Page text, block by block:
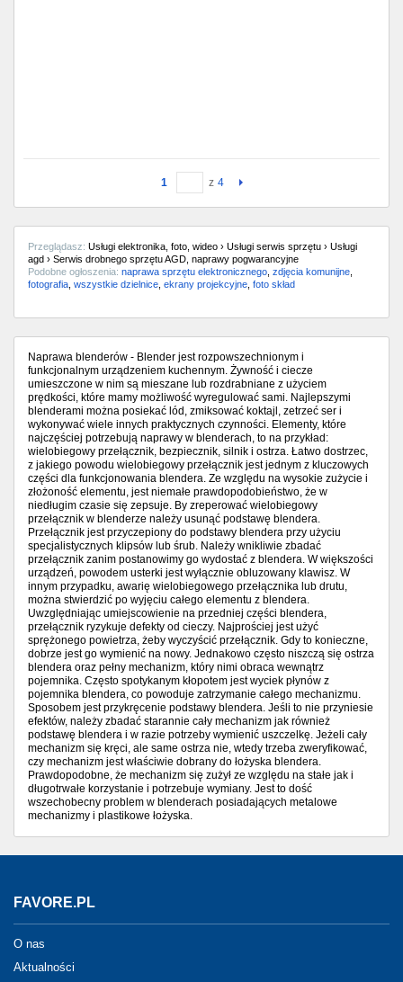
1 z 4
Przeglądasz: Usługi elektronika, foto, wideo › Usługi serwis sprzętu › Usługi
agd › Serwis drobnego sprzętu AGD, naprawy pogwarancyjne
Podobne ogłoszenia: naprawa sprzętu elektronicznego zdjęcia komunijne
fotografia wszystkie dzielnice ekrany projekcyjne foto skład
Naprawa blenderów - Blender jest rozpowszechnionym i
funkcjonalnym urządzeniem kuchennym. Żywność i ciecze
umieszczone w nim są mieszane lub rozdrabniane z użyciem
prędkości, które mamy możliwość wyregulować sami. Najlepszymi
blenderami można posiekać lód, zmiksować koktajl, zetrzeć ser i
wykonywać wiele innych praktycznych czynności. Elementy, które
najczęściej potrzebują naprawy w blenderach, to na przykład:
wielobiegowy przełącznik, bezpiecznik, silnik i ostrza. Łatwo dostrzec,
z jakiego powodu wielobiegowy przełącznik jest jednym z kluczowych
części dla funkcjonowania blendera. Ze względu na wysokie zużycie i
złożoność elementu, jest niemałe prawdopodobieństwo, że w
niedługim czasie się zepsuje. By zreperować wielobiegowy
przełącznik w blenderze należy usunąć podstawę blendera.
Przełącznik jest przyczepiony do podstawy blendera przy użyciu
specjalistycznych klipsów lub śrub. Należy wnikliwie zbadać
przełącznik zanim postanowimy go wydostać z blendera. W większości
urządzeń, powodem usterki jest wyłącznie obluzowany klawisz. W
innym przypadku, awarię wielobiegowego przełącznika lub drutu,
można stwierdzić po wyjęciu całego elementu z blendera.
Uwzględniając umiejscowienie na przedniej części blendera,
przełącznik ryzykuje defekty od cieczy. Najprościej jest użyć
sprężonego powietrza, żeby wyczyścić przełącznik. Gdy to konieczne,
dobrze jest go wymienić na nowy. Jednakowo często niszczą się ostrza
blendera oraz pełny mechanizm, który nimi obraca wewnątrz
pojemnika. Często spotykanym kłopotem jest wyciek płynów z
pojemnika blendera, co powoduje zatrzymanie całego mechanizmu.
Sposobem jest przykręcenie podstawy blendera. Jeśli to nie przyniesie
efektów, należy zbadać starannie cały mechanizm jak również
podstawę blendera i w razie potrzeby wymienić uszczelkę. Jeżeli cały
mechanizm się kręci, ale same ostrza nie, wtedy trzeba zweryfikować,
czy mechanizm jest właściwie dobrany do łożyska blendera.
Prawdopodobne, że mechanizm się zużył ze względu na stałe jak i
długotrwałe korzystanie i potrzebuje wymiany. Jest to dość
wszechobecny problem w blenderach posiadających metalowe
mechanizmy i plastikowe łożyska.
FAVORE.PL
O nas
Aktualności